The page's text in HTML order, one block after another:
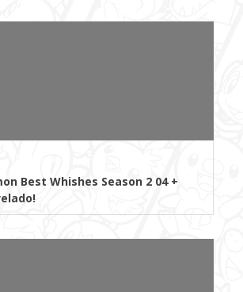
Best Whishes Season 2 04 +